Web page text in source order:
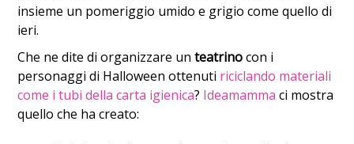
insieme un pomeriggio umido e grigio come quello di
ieri.
Che ne dite di organizzare unteatrinocon i
personaggi di Halloween ottenuti riciclando materiali
come i tubi della carta igienica? Ideamammaci mostra
quello che ha creato: